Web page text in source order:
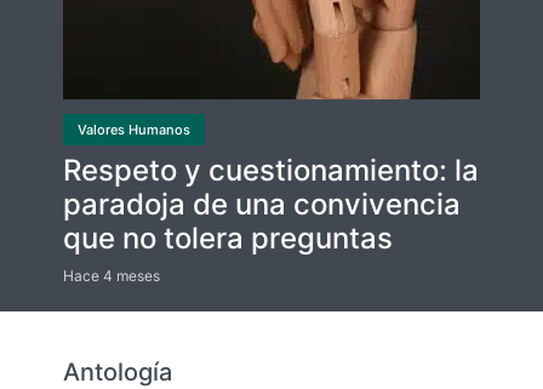
Valores Humanos
Respeto y cuestionamiento: la
paradoja de una convivencia
que no tolera preguntas
Hace 4 meses
Antología